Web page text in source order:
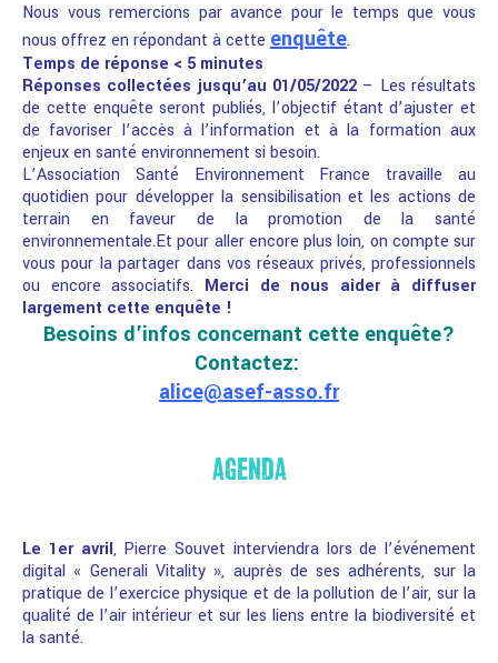
Nous vous remercions par avance pour le temps que vous
nous offrez en répondant à cette enquête.
Temps de réponse < 5 minutes
Réponses collectées jusqu’au 01/05/2022 – Les résultats
de cette enquête seront publiés, l’objectif étant d’ajuster et
de favoriser l’accès à l’information et à la formation aux
enjeux en santé environnement si besoin.
L’Association Santé Environnement France travaille au
quotidien pour développer la sensibilisation et les actions de
terrain en faveur de la promotion de la santé
environnementale.Et pour aller encore plus loin, on compte sur
vous pour la partager dans vos réseaux privés, professionnels
ou encore associatifs. Merci de nous aider à diffuser
largement cette enquête !
Besoins d’infos concernant cette enquête?
Contactez:
alice@asef-asso.fr
AGENDA
Le 1er avril, Pierre Souvet interviendra lors de l’événement
digital « Generali Vitality », auprès de ses adhérents, sur la
pratique de l’exercice physique et de la pollution de l’air, sur la
qualité de l’air intérieur et sur les liens entre la biodiversité et
la santé.